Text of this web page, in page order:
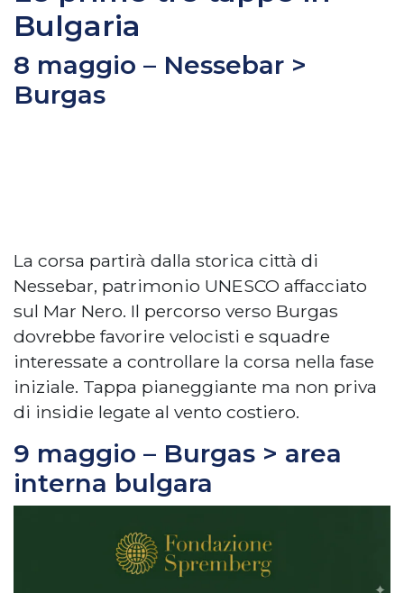
Bulgaria
8 maggio – Nessebar >
Burgas
La corsa partirà dalla storica città di
Nessebar, patrimonio UNESCO affacciato
sul Mar Nero. Il percorso verso Burgas
dovrebbe favorire velocisti e squadre
interessate a controllare la corsa nella fase
iniziale. Tappa pianeggiante ma non priva
di insidie legate al vento costiero.
9 maggio – Burgas > area
interna bulgara